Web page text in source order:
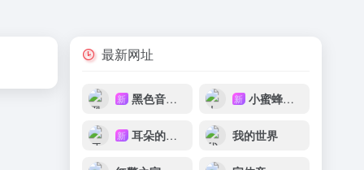
最新网址
新 黑色音频DJ 新 小蜜蜂音乐网
新 耳朵的主人 我的世界